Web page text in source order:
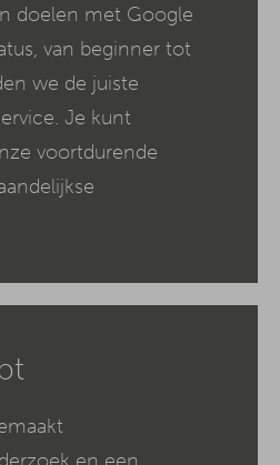
doelen met Google
van beginner tot
we de juiste
Je kunt
voortdurende